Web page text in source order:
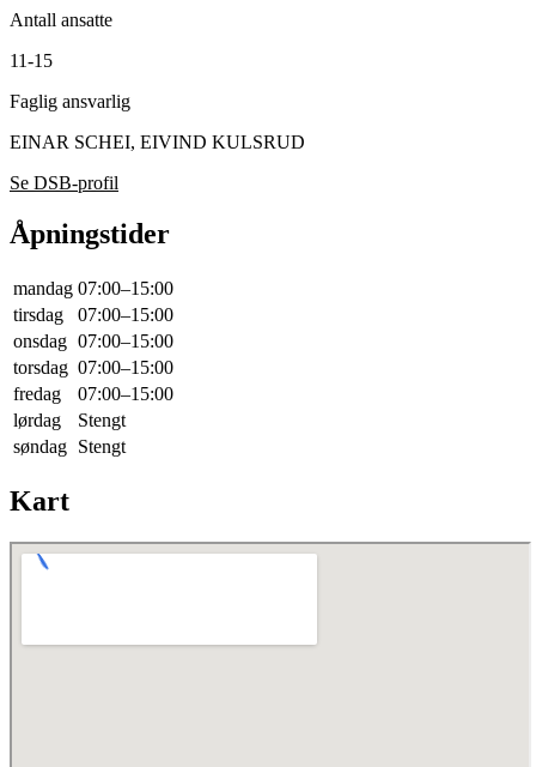
Antall ansatte
11-15
Faglig ansvarlig
EINAR SCHEI, EIVIND KULSRUD
Se DSB-profil
Åpningstider
mandag 07:00–15:00
tirsdag
07:00–15:00
onsdag 07:00–15:00
torsdag 07:00–15:00
fredag
07:00–15:00
lørdag
Stengt
søndag Stengt
Kart